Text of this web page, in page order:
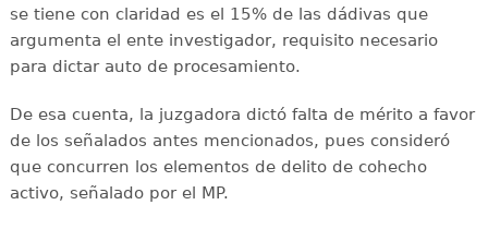
se tiene con claridad es el 15% de las dádivas que
argumenta el ente investigador, requisito necesario
para dictar auto de procesamiento.
De esa cuenta, la juzgadora dictó falta de mérito a favor
de los señalados antes mencionados, pues consideró
que concurren los elementos de delito de cohecho
activo, señalado por el MP.